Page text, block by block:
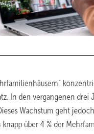
In den vergangenen drei
Wachstum geht
über 4 % der